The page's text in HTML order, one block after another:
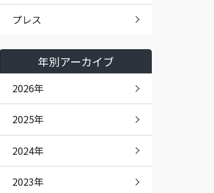
プレス
年別アーカイブ
2026年
2025年
2024年
2023年